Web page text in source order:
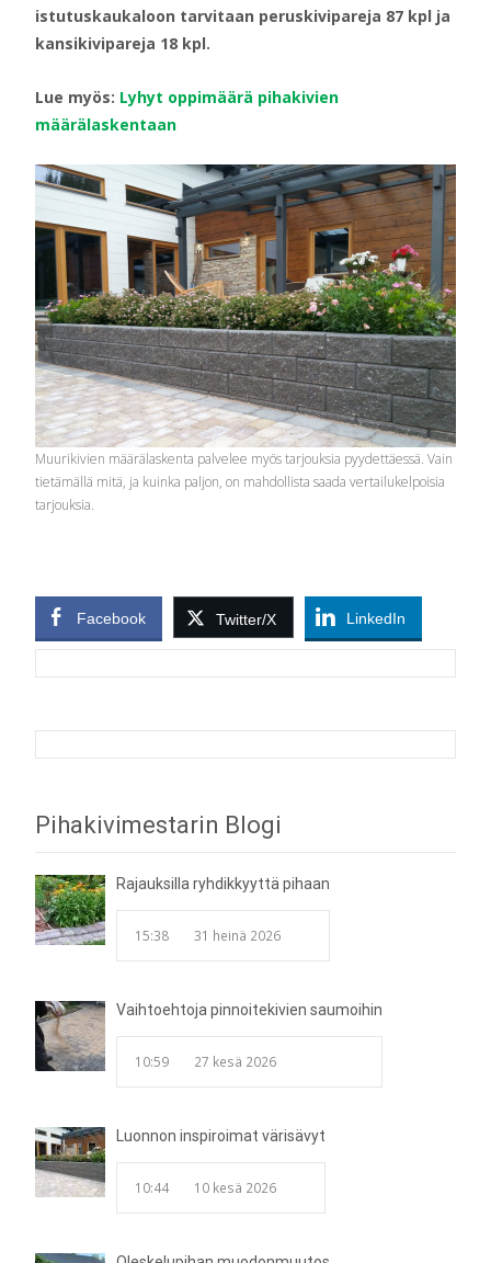
istutuskaukaloon tarvitaan peruskivipareja 87 kpl ja
kansikivipareja 18 kpl.
Lue myös: Lyhyt oppimäärä pihakivien
määrälaskentaan
Muurikivien määrälaskenta palvelee myös tarjouksia pyydettäessä. Vain
tietämällä mitä, ja kuinka paljon, on mahdollista saada vertailukelpoisia
tarjouksia.
Facebook Twitter/X LinkedIn
Post
navigation
Pihakivimestarin Blogi
Rajauksilla ryhdikkyyttä pihaan
15:38 31 heinä 2026
Vaihtoehtoja pinnoitekivien saumoihin
10:59 27 kesä 2026
Luonnon inspiroimat värisävyt
10:44 10 kesä 2026